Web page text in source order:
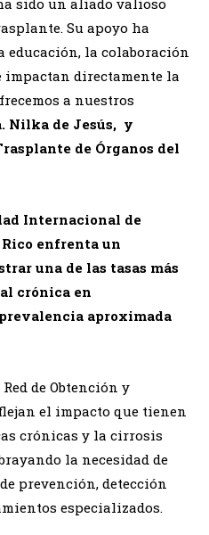
sido un aliado valioso
Su apoyo ha
la colaboración
impactan directamente la
a nuestros
Nilka de Jesús, y
de Órganos del
Internacional de
enfrenta un
una de las tasas más
crónica en
aproximada
de Obtención y
el impacto que tienen
crónicas y la cirrosis
la necesidad de
prevención, detección
especializados.